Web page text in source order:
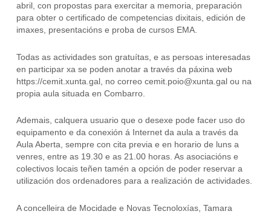
abril, con propostas para exercitar a memoria, preparación
para obter o certificado de competencias dixitais, edición de
imaxes, presentacións e proba de cursos EMA.
Todas as actividades son gratuítas, e as persoas interesadas
en participar xa se poden anotar a través da páxina web
https://cemit.xunta.gal, no correo cemit.poio@xunta.gal ou na
propia aula situada en Combarro.
Ademais, calquera usuario que o desexe pode facer uso do
equipamento e da conexión á Internet da aula a través da
Aula Aberta, sempre con cita previa e en horario de luns a
venres, entre as 19.30 e as 21.00 horas. As asociacións e
colectivos locais teñen tamén a opción de poder reservar a
utilización dos ordenadores para a realización de actividades.
A concelleira de Mocidade e Novas Tecnoloxías, Tamara